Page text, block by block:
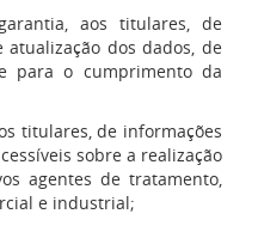
aos titulares, de
atualização dos dados, de
para o cumprimento da
titulares, de informações
sobre a realização
agentes de tratamento,
e industrial;